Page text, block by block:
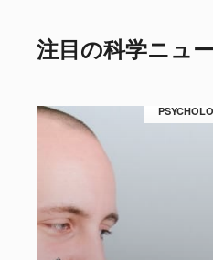
注目の科学ニュ